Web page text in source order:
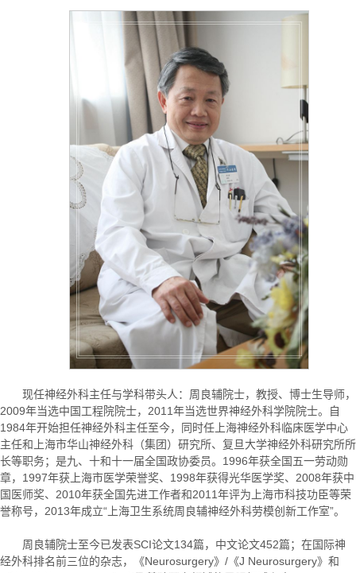
现任神经外科主任与学科带头人：周良辅院士，教授、博士生导师，
2009年当选中国工程院院士，2011年当选世界神经外科学院院士。自
1984年开始担任神经外科主任至今，同时任上海神经外科临床医学中心
主任和上海市华山神经外科（集团）研究所、复旦大学神经外科研究所所
长等职务；是九、十和十一届全国政协委员。1996年获全国五一劳动勋
章，1997年获上海市医学荣誉奖、1998年获得光华医学奖、2008年获中
国医师奖、2010年获全国先进工作者和2011年评为上海市科技功臣等荣
誉称号，2013年成立“上海卫生系统周良辅神经外科劳模创新工作室”。
周良辅院士至今已发表SCI论文134篇，中文论文452篇；在国际神
经外科排名前三位的杂志，《Neurosurgery》/《J Neurosurgery》和